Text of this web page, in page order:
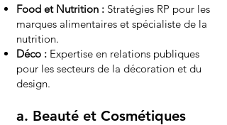
Food et Nutrition : Stratégies RP pour les
marques alimentaires et spécialiste de la
nutrition.
Déco : Expertise en relations publiques
pour les secteurs de la décoration et du
design.
a. Beauté et Cosmétiques